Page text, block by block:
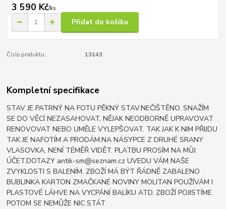
3 590 Kč/ks
Přidat do košíku
Číslo produktu: 13143
Kompletní specifikace
STAV JE PATRNÝ NA FOTU PĚKNÝ STAV.NEČIŠTĚNO. SNAŽÍM
SE DO VĚCÍ NEZASAHOVAT, NĚJAK NEODBORNĚ UPRAVOVAT
RENOVOVAT NEBO UMĚLE VYLEPŠOVAT. TAK JAK K NIM PŘIJDU
TAK JE NAFOTÍM A PRODÁM.NA NÁSYPCE Z DRUHÉ SRANY
VLASOVKA, NENÍ TÉMĚŘ VIDĚT. PLATBU PROSÍM NA MŮJ
ÚČET.DOTAZY antik-sm@seznam.cz UVEDU VÁM NAŠE
ZVYKLOSTI S BALENÍM. ZBOŽÍ MÁ BÝT ŘÁDNĚ ZABALENO
BUBLINKA KARTON ZMAČKANÉ NOVINY MOLITAN POUŽÍVÁM I
PLASTOVÉ LÁHVE NA VYCPÁNÍ BALÍKU ATD. ZBOŽÍ POJISTÍME.
POTOM SE NEMŮŽE NIC STÁT